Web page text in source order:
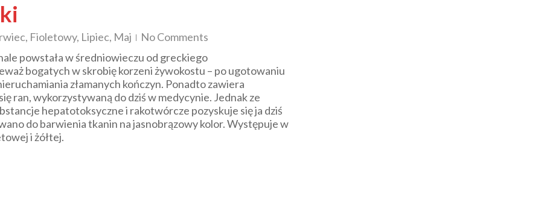
, Fioletowy, Lipiec, Maj
No Comments
powstała w średniowieczu od greckiego
bogatych w skrobię korzeni żywokostu – po ugotowaniu
złamanych kończyn. Ponadto zawiera
ran, wykorzystywaną do dziś w medycynie. Jednak ze
hepatotoksyczne i rakotwórcze pozyskuje się ja dziś
do barwienia tkanin na jasnobrązowy kolor. Występuje w
i żółtej.